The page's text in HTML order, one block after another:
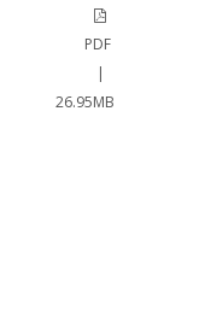
PDF
|
26.95MB